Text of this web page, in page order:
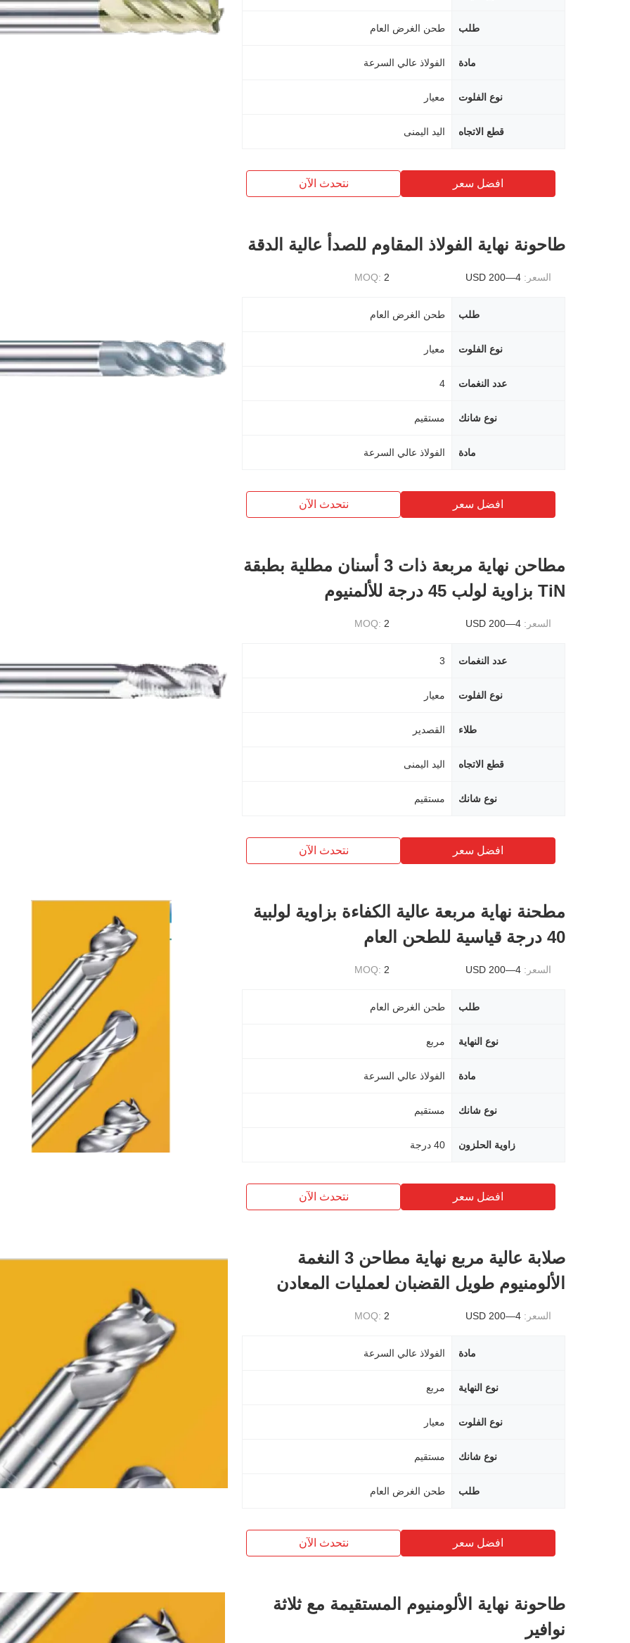
طلب طحن الغرض العام
مادة الفولاذ عالي السرعة
نوع الفلوت معيار
قطع الاتجاه اليد اليمنى
افضل سعر نتحدث الآن
طاحونة نهاية الفولاذ المقاوم للصدأ عالية الدقة
السعر: 4—200 USD
MOQ: 2
طلب طحن الغرض العام
نوع الفلوت معيار
عدد النغمات 4
نوع شانك مستقيم
مادة الفولاذ عالي السرعة
افضل سعر نتحدث الآن
مطاحن نهاية مربعة ذات 3 أسنان مطلية بطبقة
TiN بزاوية لولب 45 درجة للألمنيوم
السعر: 4—200 USD
MOQ: 2
عدد النغمات 3
نوع الفلوت معيار
طلاء القصدير
قطع الاتجاه اليد اليمنى
نوع شانك مستقيم
افضل سعر نتحدث الآن
مطحنة نهاية مربعة عالية الكفاءة بزاوية لولبية
40 درجة قياسية للطحن العام
السعر: 4—200 USD
MOQ: 2
طلب طحن الغرض العام
نوع النهاية مربع
مادة الفولاذ عالي السرعة
نوع شانك مستقيم
زاوية الحلزون 40 درجة
افضل سعر نتحدث الآن
صلابة عالية مربع نهاية مطاحن 3 النغمة
الألومنيوم طويل القضبان لعمليات المعادن
السعر: 4—200 USD
MOQ: 2
مادة الفولاذ عالي السرعة
نوع النهاية مربع
نوع الفلوت معيار
نوع شانك مستقيم
طلب طحن الغرض العام
افضل سعر نتحدث الآن
طاحونة نهاية الألومنيوم المستقيمة مع ثلاثة
نوافير